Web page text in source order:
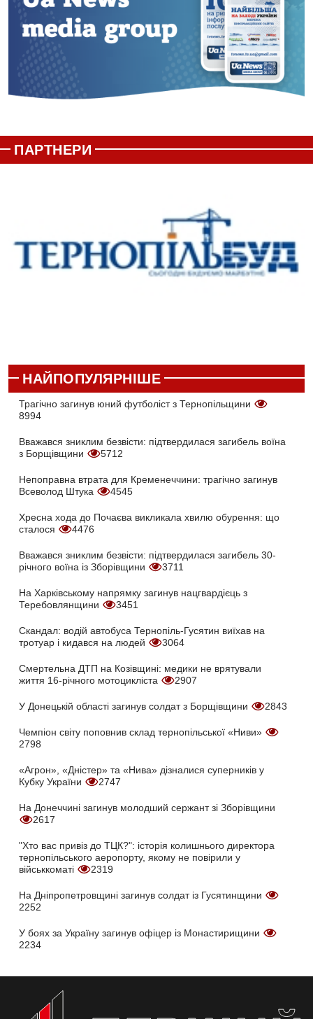
ПАРТНЕРИ
НАЙПОПУЛЯРНІШЕ
Трагічно загинув юний футболіст з Тернопільщини
8994
Вважався зниклим безвісти: підтвердилася загибель воїна
з Борщівщини
5712
Непоправна втрата для Кременеччини: трагічно загинув
Всеволод Штука
4545
Хресна хода до Почаєва викликала хвилю обурення: що
сталося
4476
Вважався зниклим безвісти: підтвердилася загибель 30-
річного воїна із Зборівщини
3711
На Харківському напрямку загинув нацгвардієць з
Теребовлянщини
3451
Скандал: водій автобуса Тернопіль-Гусятин виїхав на
тротуар і кидався на людей
3064
Смертельна ДТП на Козівщині: медики не врятували
життя 16-річного мотоцикліста
2907
У Донецькій області загинув солдат з Борщівщини 2843
Чемпіон світу поповнив склад тернопільської «Ниви»
2798
«Агрон», «Дністер» та «Нива» дізналися суперників у
Кубку України
2747
На Донеччині загинув молодший сержант зі Зборівщини
2617
"Хто вас привіз до ТЦК?": історія колишнього директора
тернопільського аеропорту, якому не повірили у
військкоматі
2319
На Дніпропетровщині загинув солдат із Гусятинщини
2252
У боях за Україну загинув офіцер із Монастирищини
2234